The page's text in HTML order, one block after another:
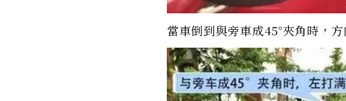
當車倒到與旁車成45°夾角時，